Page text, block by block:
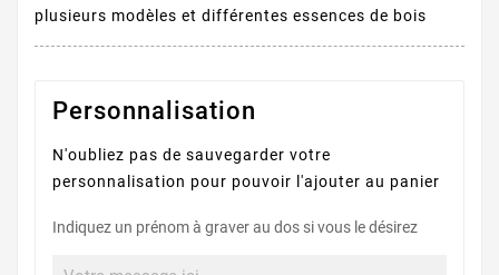
plusieurs modèles et différentes essences de bois
Personnalisation
N'oubliez pas de sauvegarder votre
personnalisation pour pouvoir l'ajouter au panier
Indiquez un prénom à graver au dos si vous le désirez